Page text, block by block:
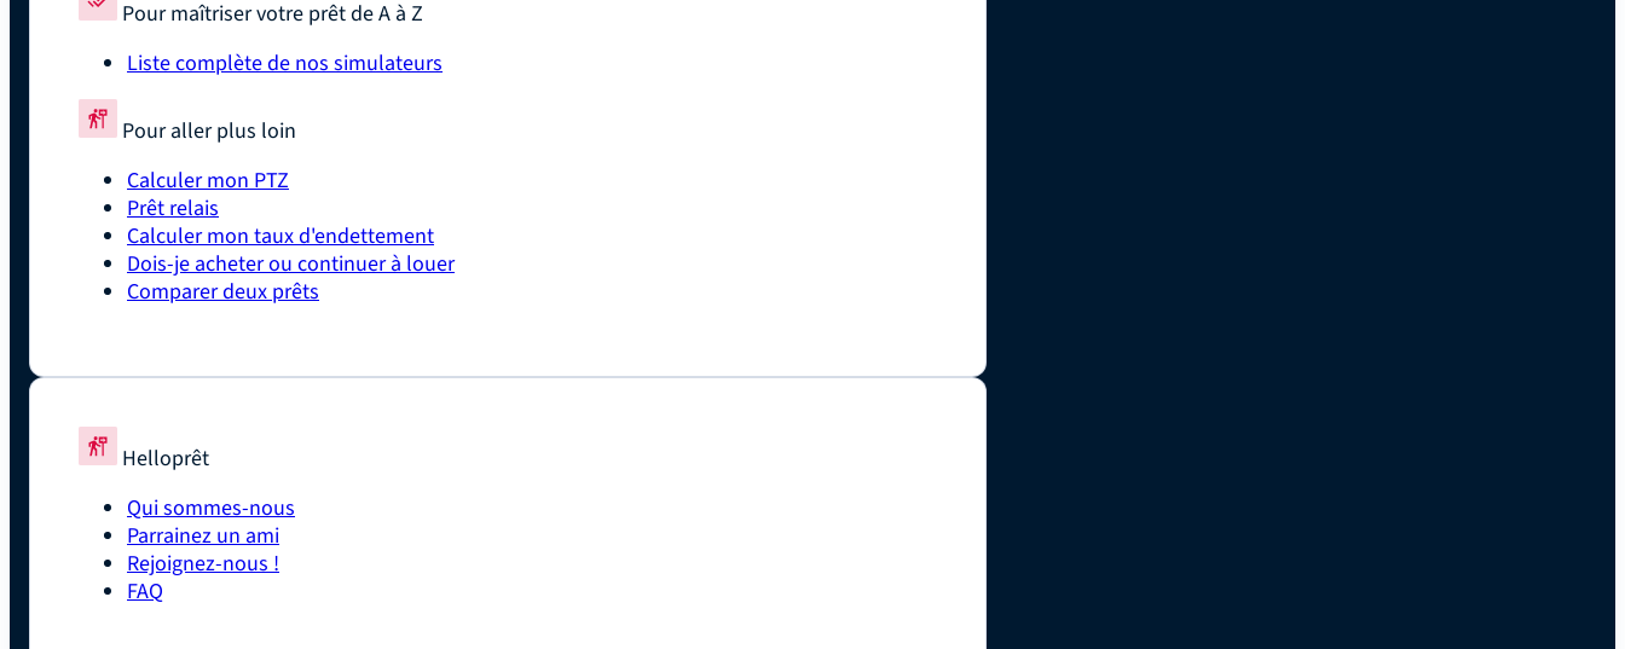
Pour maîtriser votre prêt de A à Z
Liste complète de nos simulateurs
Pour aller plus loin
Calculer mon PTZ
Prêt relais
Calculer mon taux d'endettement
Dois-je acheter ou continuer à louer
Comparer deux prêts
Helloprêt
Qui sommes-nous
Parrainez un ami
Rejoignez-nous !
FAQ